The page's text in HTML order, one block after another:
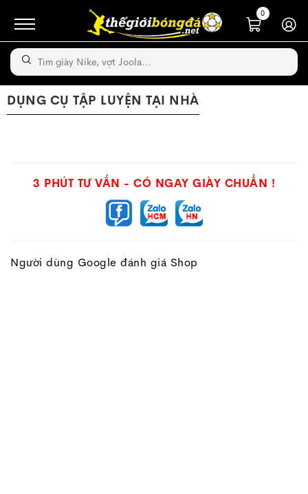
0
DỤNG CỤ TẬP LUYỆN TẠI NHÀ
3 PHÚT TƯ VẤN - CÓ NGAY GIÀY CHUẨN !
Người dùng Google đánh giá Shop